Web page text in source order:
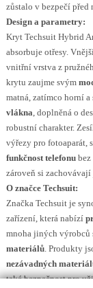
zůstalo v bezpečí před
Design a parametry:
Kryt Techsuit Hybrid
absorbuje otřesy.
vnitřní vrstva z
krytu zaujme svým
matná, zatímco horní
vlákna, doplněná o
robustní charakter.
výřezy pro fotoaparát,
funkčnost telefonubez
zároveň si zachovávají
O značce Techsuit:
Značka Techsuit je
zařízení, která nabízí
mnoha jiných výrobců
materiálů. Produkty
nezávadných
také bezpečnost pro